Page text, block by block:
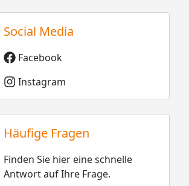
Social Media
Facebook
Instagram
Häufige Fragen
Finden Sie hier eine schnelle
Antwort auf Ihre Frage.